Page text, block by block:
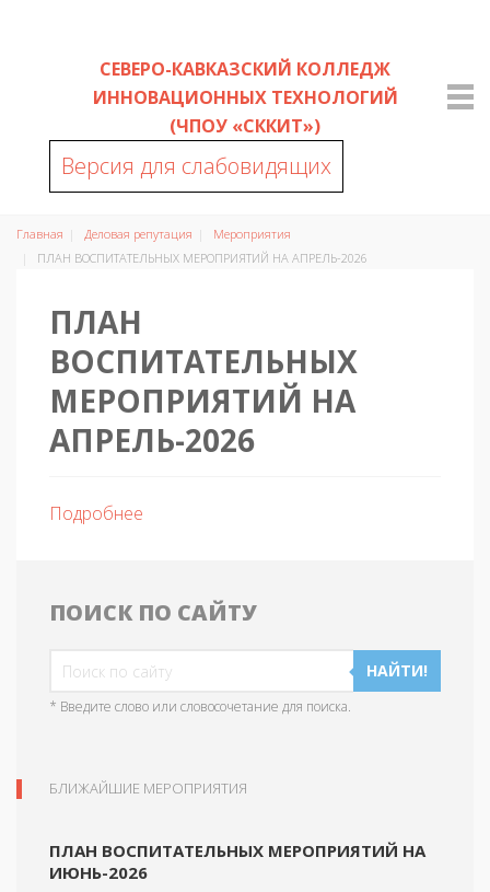
СЕВЕРО-КАВКАЗСКИЙ КОЛЛЕДЖ
ИННОВАЦИОННЫХ ТЕХНОЛОГИЙ
(ЧПОУ «СККИТ»)
Версия для слабовидящих
Главная Деловая репутация
Мероприятия
ПЛАН ВОСПИТАТЕЛЬНЫХ МЕРОПРИЯТИЙ НА АПРЕЛЬ-2026
ПЛАН
ВОСПИТАТЕЛЬНЫХ
МЕРОПРИЯТИЙ НА
АПРЕЛЬ-2026
Подробнее
ПОИСК ПО САЙТУ
НАЙТИ!
* Введите слово или словосочетание для поиска.
БЛИЖАЙШИЕ МЕРОПРИЯТИЯ
ПЛАН ВОСПИТАТЕЛЬНЫХ МЕРОПРИЯТИЙ НА
ИЮНЬ-2026